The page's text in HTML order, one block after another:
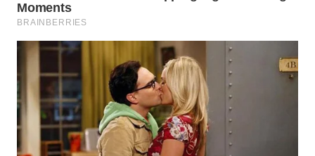
LISTRIK
WAHANA
TRAVEL
TV